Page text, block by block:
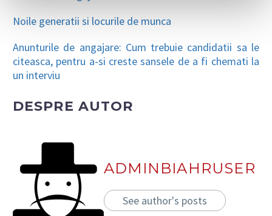
Noile generatii si locurile de munca
Anunturile de angajare: Cum trebuie candidatii sa le
citeasca, pentru a-si creste sansele de a fi chemati la
un interviu
DESPRE AUTOR
ADMINBIAHRUSER
See author's posts